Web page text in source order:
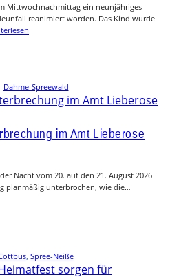
Mittwochnachmittag ein neunjähriges
reanimiert worden. Das Kind wurde
Dahme-Spreewald
im Amt Lieberose
Nacht vom 20. auf den 21. August 2026
planmäßig unterbrochen, wie die…
Spree-Neiße